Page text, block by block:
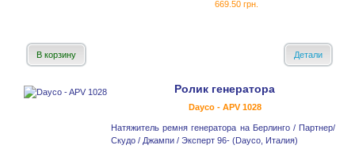
669.50 грн.
В корзину Детали
Ролик генератора
Dayco - APV 1028
Натяжитель ремня генератора на Берлинго / Партнер/
Скудо / Джампи / Эксперт 96- (Dayco, Италия)